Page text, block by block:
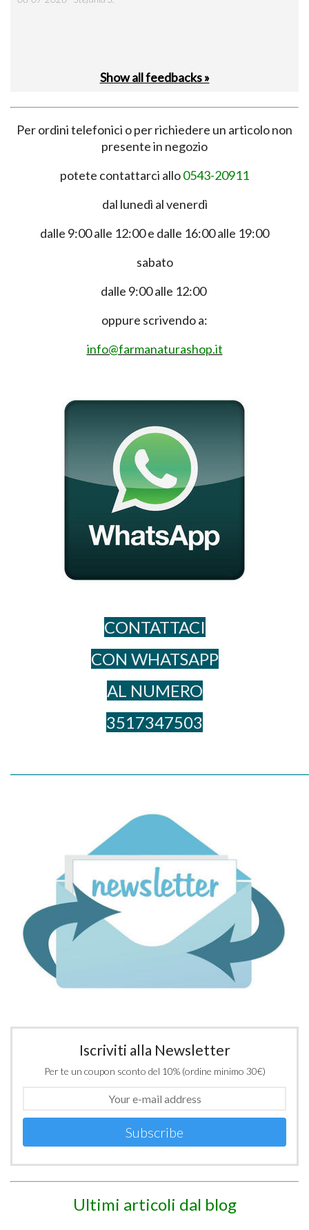
Show all feedbacks »
Per ordini telefonici o per richiedere un articolo non
presente in negozio
potete contattarci allo0543-20911
dal lunedì al venerdì
dalle 9:00 alle 12:00 e dalle 16:00 alle 19:00
sabato
dalle 9:00 alle 12:00
oppure scrivendo a:
info@farmanaturashop.it
CONTATTACI
CON WHATSAPP
AL NUME​RO
3517347503
Iscriviti alla Newsletter
Per te un coupon sconto del 10% (ordine minimo 30€)
Subscribe
Ultimi articoli dal blog